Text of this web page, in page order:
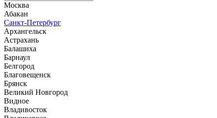
Москва
Абакан
Санкт-Петербург
Архангельск
Астрахань
Балашиха
Барнаул
Белгород
Благовещенск
Брянск
Великий Новгород
Видное
Владивосток